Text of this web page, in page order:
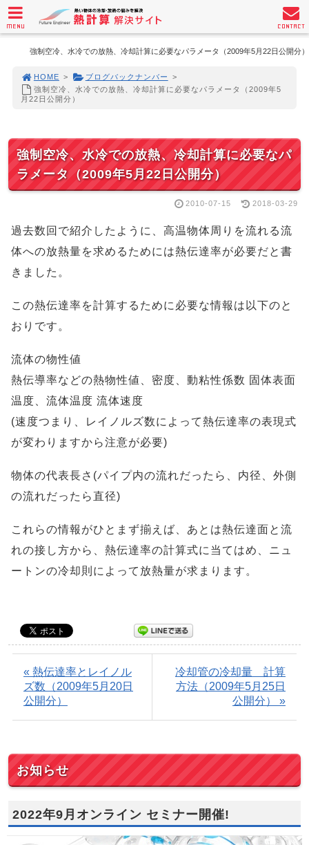
強制空冷、水冷での放熱、冷却計算に必要なパラメータ（2009年5月22日公開分）
HOME > ブログバックナンバー
>
強制空冷、水冷での放熱、冷却計算に必要なパラメータ（2009年5
月22日公開分）
強制空冷、水冷での放熱、冷却計算に必要なパ
ラメータ（2009年5月22日公開分）
2010-07-15 2018-03-29
過去数回で紹介したように、高温物体周りを流れる流
体への放熱量を求めるためには熱伝達率が必要だと書
きました。
この熱伝達率を計算するために必要な情報は以下のと
おりです。
流体の物性値
熱伝導率などの熱物性値、密度、動粘性係数 固体表面
温度、流体温度 流体速度
(速度つまり、レイノルズ数によって熱伝達率の表現式
が変わりますから注意が必要)
物体の代表長さ(パイプ内の流れだったら、内径、外側
の流れだったら直径)
これらの情報がひとまず揃えば、あとは熱伝達面と流
れの接し方から、熱伝達率の計算式に当てはめ、ニュ
ートンの冷却則によって放熱量が求まります。
« 熱伝達率とレイノル
ズ数（2009年5月20日
公開分）
冷却管の冷却量 計算
方法（2009年5月25日
公開分） »
お知らせ
2022年9月オンライン セミナー開催!
MENU CONTACT